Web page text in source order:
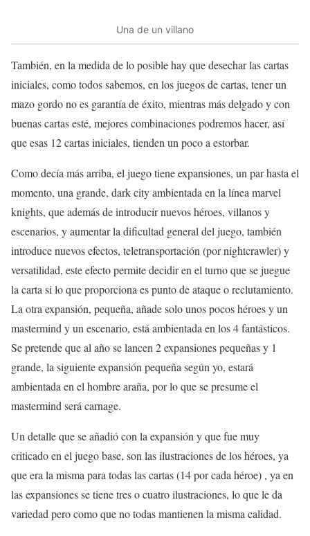
Una de un villano
También, en la medida de lo posible hay que desechar las cartas
iniciales, como todos sabemos, en los juegos de cartas, tener un
mazo gordo no es garantía de éxito, mientras más delgado y con
buenas cartas esté, mejores combinaciones podremos hacer, así
que esas 12 cartas iniciales, tienden un poco a estorbar.
Como decía más arriba, el juego tiene expansiones, un par hasta el
momento, una grande, dark city ambientada en la línea marvel
knights, que además de introducir nuevos héroes, villanos y
escenarios, y aumentar la dificultad general del juego, también
introduce nuevos efectos, teletransportación (por nightcrawler) y
versatilidad, este efecto permite decidir en el turno que se juegue
la carta si lo que proporciona es punto de ataque o reclutamiento.
La otra expansión, pequeña, añade solo unos pocos héroes y un
mastermind y un escenario, está ambientada en los 4 fantásticos.
Se pretende que al año se lancen 2 expansiones pequeñas y 1
grande, la siguiente expansión pequeña según yo, estará
ambientada en el hombre araña, por lo que se presume el
mastermind será carnage.
Un detalle que se añadió con la expansión y que fue muy
criticado en el juego base, son las ilustraciones de los héroes, ya
que era la misma para todas las cartas (14 por cada héroe) , ya en
las expansiones se tiene tres o cuatro ilustraciones, lo que le da
variedad pero como que no todas mantienen la misma calidad.